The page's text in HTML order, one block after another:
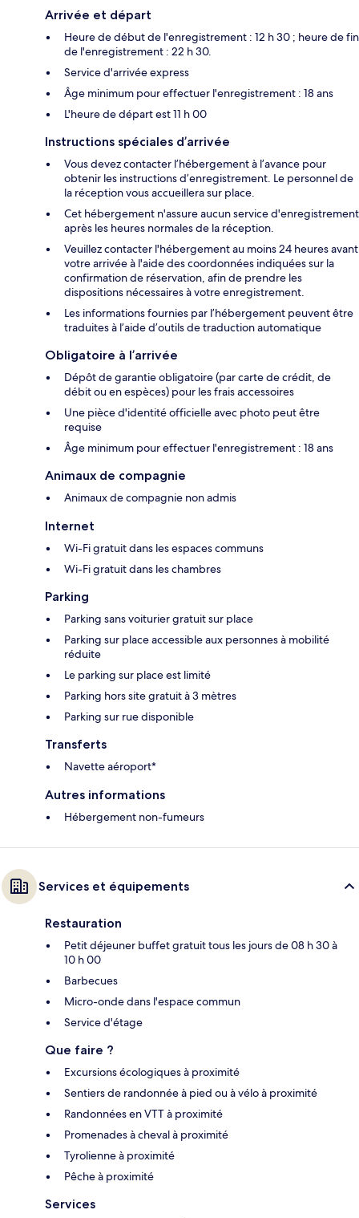
Arrivée et départ
Heure de début de l'enregistrement : 12 h 30 ; heure de fin
de l'enregistrement : 22 h 30.
Service d'arrivée express
Âge minimum pour effectuer l'enregistrement : 18 ans
L'heure de départ est 11 h 00
Instructions spéciales d’arrivée
Vous devez contacter l’hébergement à l’avance pour
obtenir les instructions d’enregistrement. Le personnel de
la réception vous accueillera sur place.
Cet hébergement n'assure aucun service d'enregistrement
après les heures normales de la réception.
Veuillez contacter l'hébergement au moins 24 heures avant
votre arrivée à l'aide des coordonnées indiquées sur la
confirmation de réservation, afin de prendre les
dispositions nécessaires à votre enregistrement.
Les informations fournies par l’hébergement peuvent être
traduites à l’aide d’outils de traduction automatique
Obligatoire à l’arrivée
Dépôt de garantie obligatoire (par carte de crédit, de
débit ou en espèces) pour les frais accessoires
Une pièce d'identité officielle avec photo peut être
requise
Âge minimum pour effectuer l'enregistrement : 18 ans
Animaux de compagnie
Animaux de compagnie non admis
Internet
Wi-Fi gratuit dans les espaces communs
Wi-Fi gratuit dans les chambres
Parking
Parking sans voiturier gratuit sur place
Parking sur place accessible aux personnes à mobilité
réduite
Le parking sur place est limité
Parking hors site gratuit à 3 mètres
Parking sur rue disponible
Transferts
Navette aéroport*
Autres informations
Hébergement non-fumeurs
Services et équipements
Restauration
Petit déjeuner buffet gratuit tous les jours de 08 h 30 à
10 h 00
Barbecues
Micro-onde dans l'espace commun
Service d'étage
Que faire ?
Excursions écologiques à proximité
Sentiers de randonnée à pied ou à vélo à proximité
Randonnées en VTT à proximité
Promenades à cheval à proximité
Tyrolienne à proximité
Pêche à proximité
Services